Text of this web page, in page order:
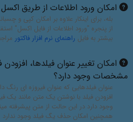
امکان ورود اطلاعات از طریق
بله، برای اینکار علاوه بر امکان کپی و
از پنجره "ورود اطلاعات از فایل اکسل"
بیشتر به فایل راهنمای نرم افزار فاکتور
امکان تغییر عنوان فیلدها،
مشخصات وجود دارد؟
عنوان فیلدهایی که عنوان فیروزه ای رنگ
افزودن فیلد با نوشتن یک متن مانند یک
وجود دارد در این حالت از متن پیشرفته
همچنین امکان حذف یگ فیلد وجود ندارد